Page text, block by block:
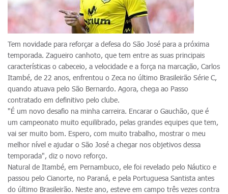
Tem novidade para reforçar a defesa do São José para a próxima
temporada. Zagueiro canhoto, que tem entre as suas principais
características o cabeceio, a velocidade e a força na marcação, Carlos
Itambé, de 22 anos, enfrentou o Zeca no último Brasileirão Série C,
quando atuava pelo São Bernardo. Agora, chega ao Passo
contratado em definitivo pelo clube.
"É um novo desafio na minha carreira. Encarar o Gauchão, que é
um campeonato muito equilibrado, pelas grandes equipes que tem,
vai ser muito bom. Espero, com muito trabalho, mostrar o meu
melhor nível e ajudar o São José a chegar nos objetivos dessa
temporada", diz o novo reforço.
Natural de Itambé, em Pernambuco, ele foi revelado pelo Náutico e
passou pelo Cianorte, no Paraná, e pela Portuguesa Santista antes
do último Brasileirão. Neste ano, esteve em campo três vezes contra